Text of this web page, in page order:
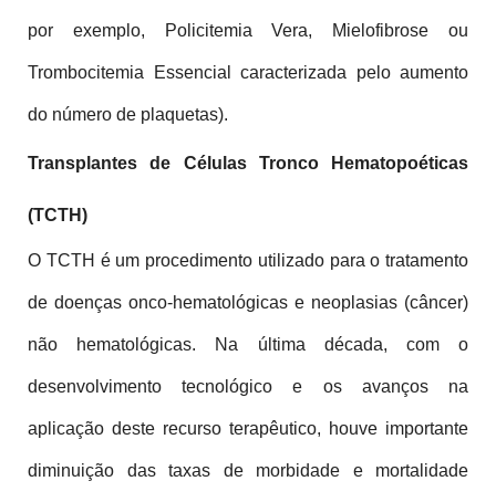
por exemplo, Policitemia Vera, Mielofibrose ou
Trombocitemia Essencial caracterizada pelo aumento
do número de plaquetas).
Transplantes de Células Tronco Hematopoéticas
(TCTH)
O TCTH é um procedimento utilizado para o tratamento
de doenças onco-hematológicas e neoplasias (câncer)
não hematológicas. Na última década, com o
desenvolvimento tecnológico e os avanços na
aplicação deste recurso terapêutico, houve importante
diminuição das taxas de morbidade e mortalidade